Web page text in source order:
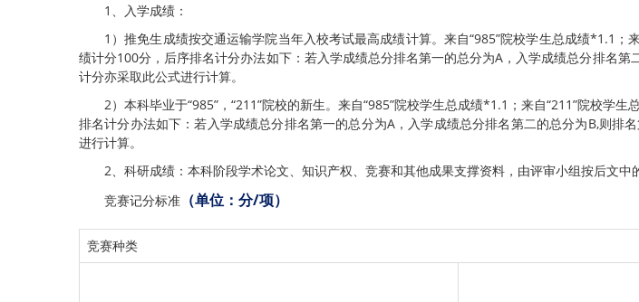
1、入学成绩：
1）推免生成绩按交通运输学院当年入校考试最高成绩计算。来自“985”院校学生总成绩*1.1
绩计分100分，后序排名计分办法如下：若入学成绩总分排名第一的总分为A，入学成绩总分排名
计分亦采取此公式进行计算。
2）本科毕业于“985”，“211”院校的新生。来自“985”院校学生总成绩*1.1；来自“211”院校
排名计分办法如下：若入学成绩总分排名第一的总分为A，入学成绩总分排名第二的总分为B,则
进行计算。
2、科研成绩：本科阶段学术论文、知识产权、竞赛和其他成果支撑资料，由评审小组按后文中
竞赛记分标准 （单位：分/项）
竞赛种类